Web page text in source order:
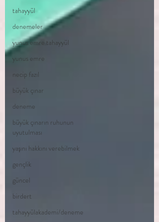
tahayyül
denemeler
yunus emre tahayyül
yunus emre
necip fazıl
büyük çınar
deneme
büyük çınarın ruhunun
uyutulması
yaşını hakkını verebilmek
gençlik
güncel
birdert
tahayyülakademi/deneme